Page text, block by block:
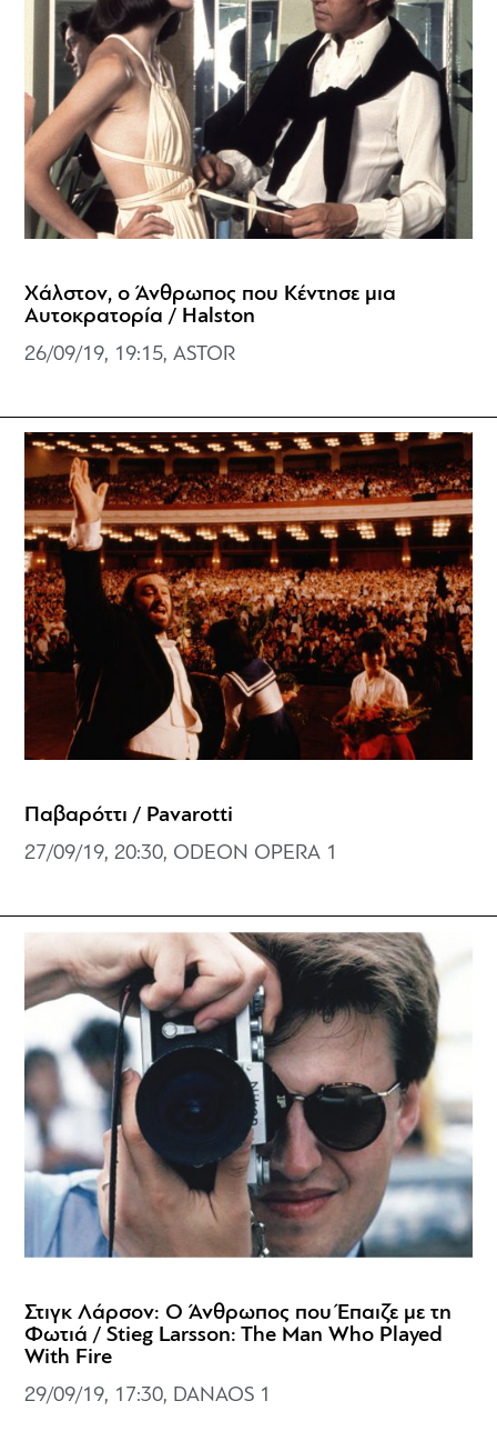
Χάλστον, ο Άνθρωπος που Κέντησε μια
Αυτοκρατορία / Halston
26/09/19, 19:15, ASTOR
Παβαρόττι / Pavarotti
27/09/19, 20:30, ODEON OPERA 1
Στιγκ Λάρσον: Ο Άνθρωπος που Έπαιζε με τη
Φωτιά / Stieg Larsson: The Man Who Played
With Fire
29/09/19, 17:30, DANAOS 1